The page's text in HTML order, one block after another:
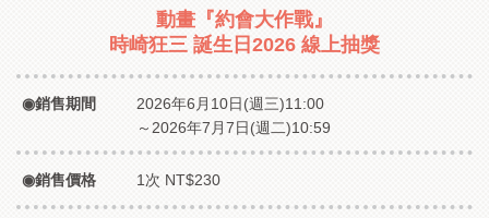
動畫『約會大作戰』
時崎狂三 誕生日2026 線上抽獎
銷售期間
2026年6月10日(週三)11:00
～2026年7月7日(週二)10:59
銷售價格 1次 NT$230